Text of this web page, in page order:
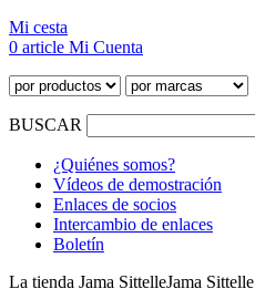
Mi cesta
0 article Mi Cuenta
BUSCAR
¿Quiénes somos?
Vídeos de demostración
Enlaces de socios
Intercambio de enlaces
Boletín
La tienda Jama SittelleJama Sittelle